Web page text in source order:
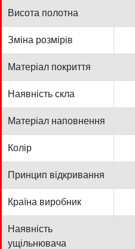
Висота полотна
Зміна розмірів
Матеріал покриття
Наявність скла
Матеріал наповнення
Колір
Принцип відкривання
Країна виробник
Наявність
ущільнювача